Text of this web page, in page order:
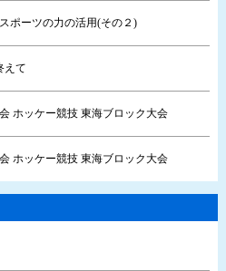
ポーツの力の活用(その２)
えて
ホッケー競技 東海ブロック大会
ホッケー競技 東海ブロック大会